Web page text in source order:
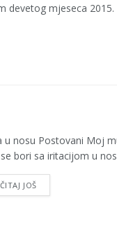
mjeseca
u nosu Postovani Moj
bori sa iritacijom u
JOŠ